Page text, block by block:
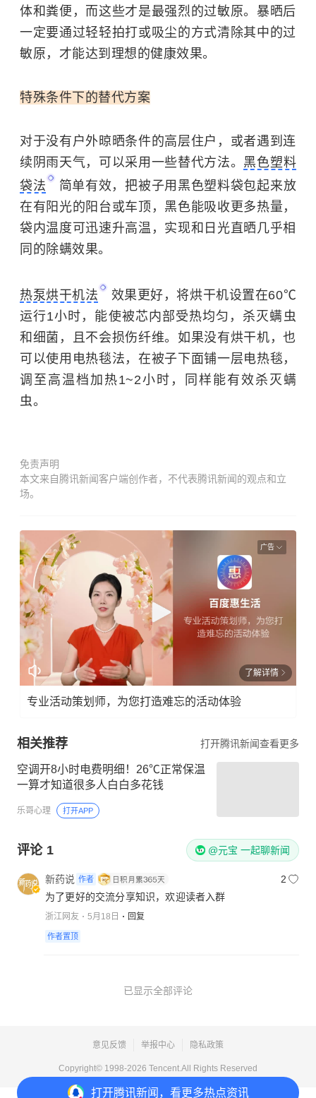
体和粪便，而这些才是最强烈的过敏原。暴晒后
一定要通过轻轻拍打或吸尘的方式清除其中的过
敏原，才能达到理想的健康效果。
特殊条件下的替代方案
对于没有户外晾晒条件的高层住户，或者遇到连
续阴雨天气，可以采用一些替代方法。 黑色塑料
袋法
简单有效，把被子用黑色塑料袋包起来放
在有阳光的阳台或车顶，黑色能吸收更多热量，
袋内温度可迅速升高温，实现和日光直晒几乎相
同的除螨效果。
热泵烘干机法
效果更好，将烘干机设置在60℃
运行1小时，能使被芯内部受热均匀，杀灭螨虫
和细菌，且不会损伤纤维。如果没有烘干机，也
可以使用电热毯法，在被子下面铺一层电热毯，
调至高温档加热1~2小时，同样能有效杀灭螨
虫。
免责声明
本文来自腾讯新闻客户端创作者，不代表腾讯新闻的观点和立
场。
打开腾讯新闻，看更多热点资讯
广告
了解详情
专业活动策划师，为您打造难忘的活动体验
相关推荐 打开腾讯新闻查看更多
空调开8小时电费明细！26℃正常保温
一算才知道很多人白白多花钱
乐哥心理 打开APP
评论 1 @元宝 一起聊新闻
新药说 作者
2
为了更好的交流分享知识，欢迎读者入群
浙江网友 5月18日 回复
作者置顶
已显示全部评论
意见反馈 举报中心 隐私政策
Copyright© 1998-2026 Tencent.All Rights Reserved